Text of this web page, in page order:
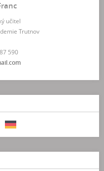
učitel
Trutnov
590